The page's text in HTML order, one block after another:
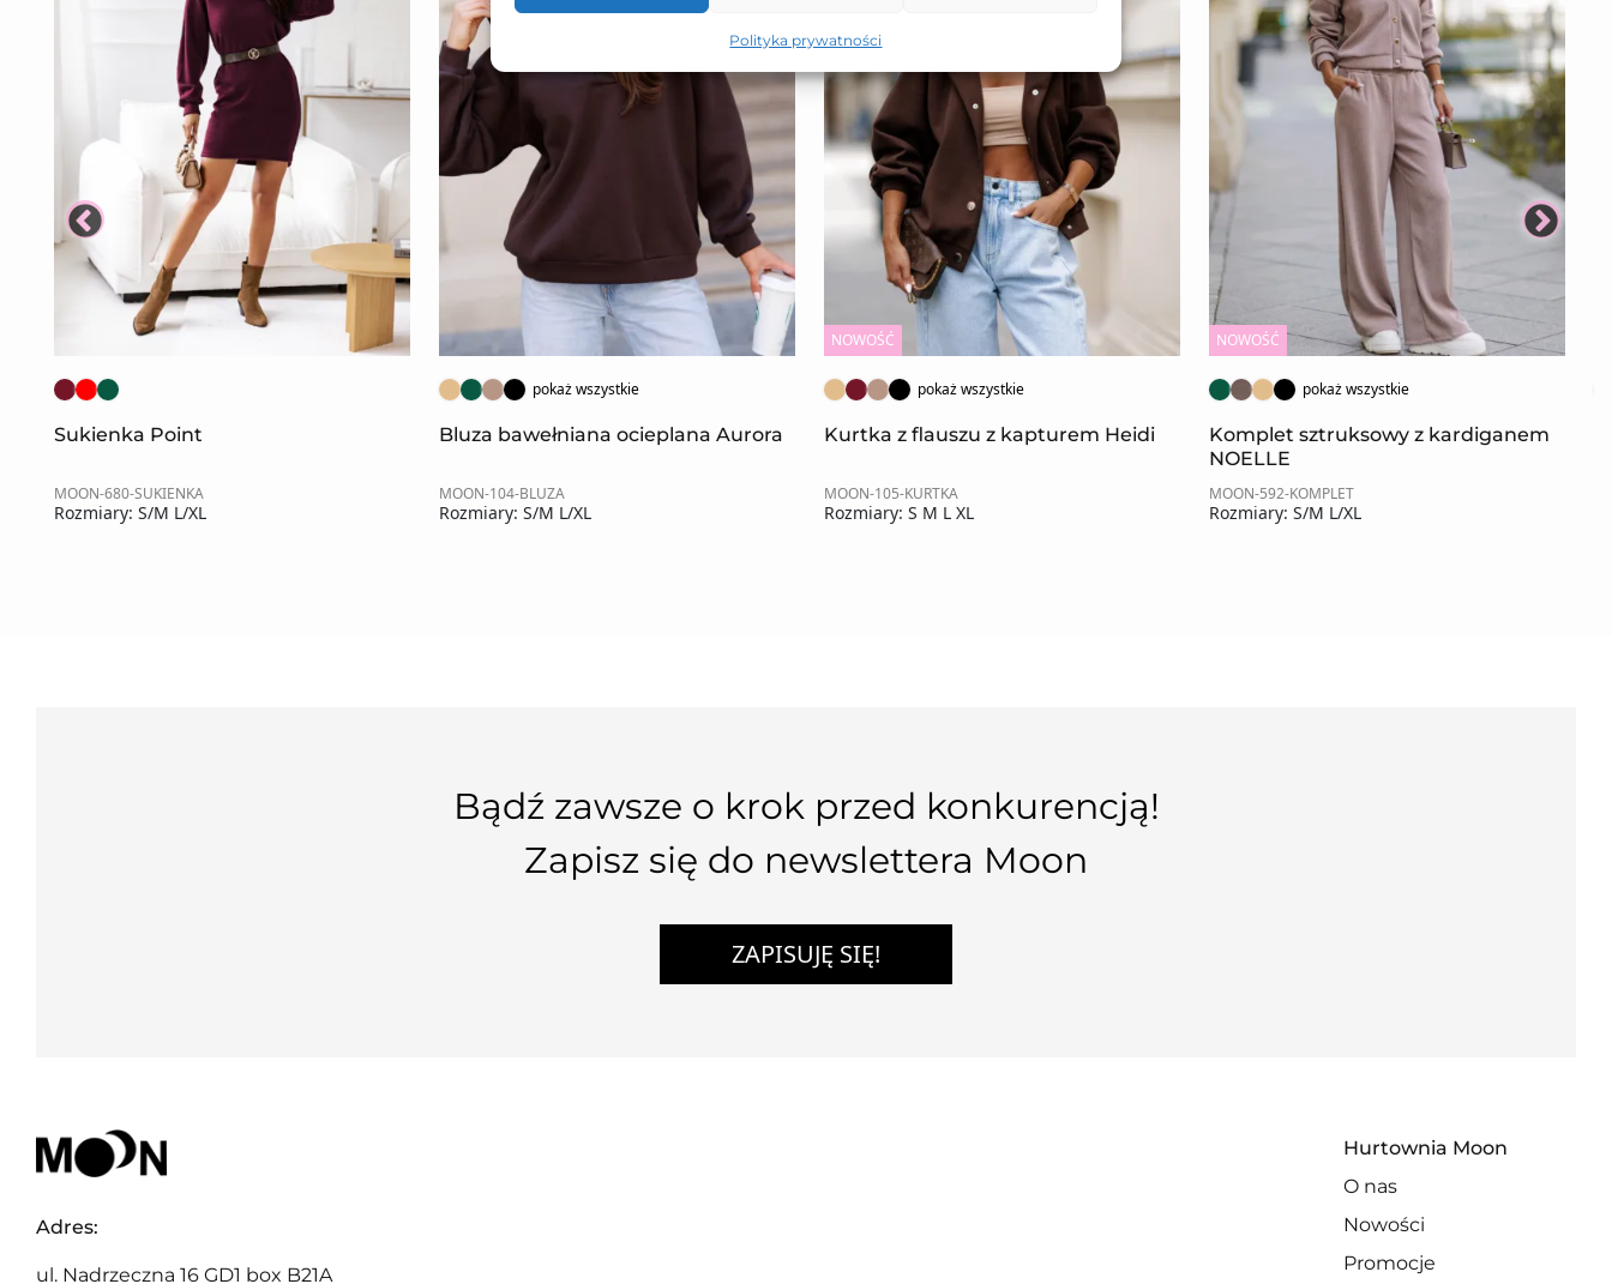
Polityka prywatności
Sukienka Point
MOON-680-SUKIENKA
Rozmiary: S/M L/XL
pokaż wszystkie
Bluza bawełniana ocieplana Aurora
MOON-104-BLUZA
Rozmiary: S/M L/XL
NOWOŚĆ
pokaż wszystkie
Kurtka z flauszu z kapturem Heidi
MOON-105-KURTKA
Rozmiary: S M L XL
NOWOŚĆ
pokaż wszystkie
Komplet sztruksowy z kardiganem
NOELLE
MOON-592-KOMPLET
Rozmiary: S/M L/XL
Bądź zawsze o krok przed konkurencją!
Zapisz się do newslettera Moon
ZAPISUJĘ SIĘ!
Adres:
ul. Nadrzeczna 16 GD1 box B21A
Hurtownia Moon
O nas
Nowości
Promocje